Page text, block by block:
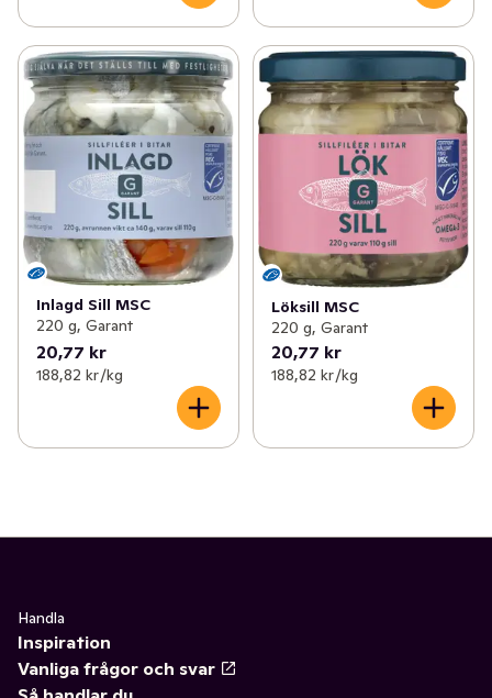
Inlagd Sill MSC
220 g, Garant
20,77 kr
188,82 kr /kg
Löksill MSC
220 g, Garant
20,77 kr
188,82 kr /kg
Handla
Inspiration
Vanliga frågor och svar